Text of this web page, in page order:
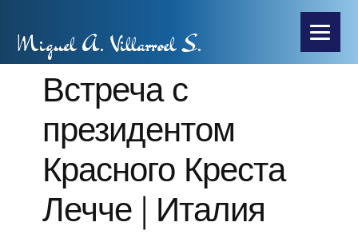
Miguel A. Villarroel S.
Встреча с
президентом
Красного Креста
Лечче | Италия